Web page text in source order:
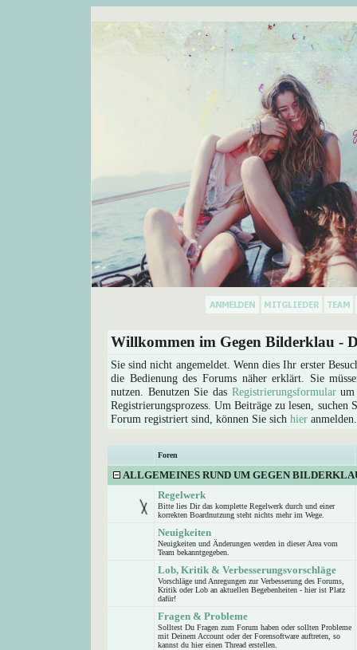
Willkommen im Gegen Bilderklau -
Sie sind nicht angemeldet. Wenn dies Ihr erster
die Bedienung des Forums näher erklärt. Sie
nutzen. Benutzen Sie das Registrierungsformularum
Registrierungsprozess. Um Beiträge zu lesen,
Forum registriert sind, können Sie sich hier anmelden.
Foren
ALLGEMEINES RUND UM GEGEN
Regelwerk
Bitte lies Dir das komplette Regelwerk durch und einer
korrekten Boardnutzung steht nichts mehr im Wege.
Neuigkeiten
Neuigkeiten und Änderungen werden in dieser Area vom
Team bekanntgegeben.
Lob, Kritik & Verbesserungsvorschläge
Vorschläge und Anregungen zur Verbesserung des Forums,
Kritik oder Lob an aktuellen Begebenheiten - hier ist Platz
dafür!
Fragen & Probleme
Solltest Du Fragen zum Forum haben oder sollten Probleme
mit Deinem Account oder der Forensoftware auftreten, so
kannst du hier einen Thread erstellen.